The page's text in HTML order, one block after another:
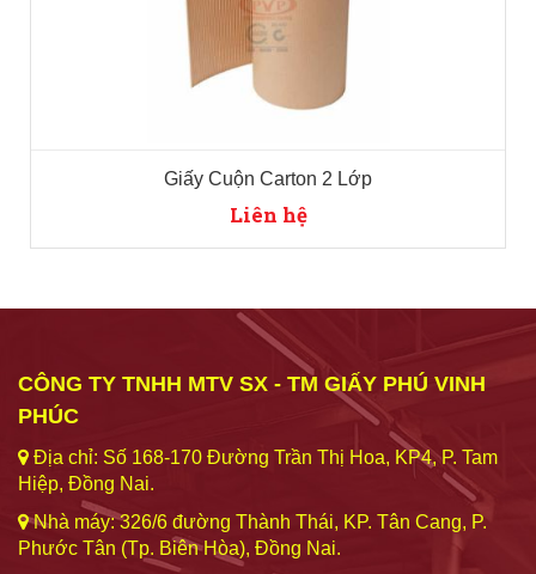
Giấy Cuộn Carton 2 Lớp
Liên hệ
CÔNG TY TNHH MTV SX - TM GIẤY PHÚ VINH
PHÚC
Địa chỉ: Số 168-170 Đường Trần Thị Hoa, KP4, P. Tam
Hiệp, Đồng Nai.
Nhà máy: 326/6 đường Thành Thái, KP. Tân Cang, P.
Phước Tân (Tp. Biên Hòa), Đồng Nai.